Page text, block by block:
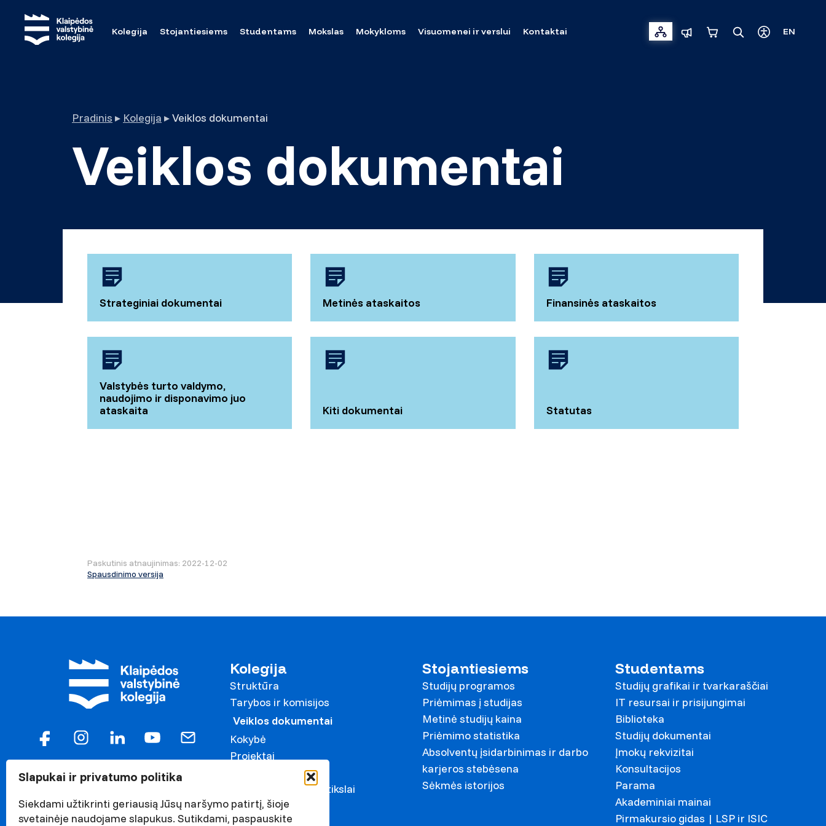
Slapukai ir privatumo politika
Siekdami užtikrinti geriausią Jūsų naršymo patirtį, šioje
svetainėje naudojame slapukus. Sutikdami, paspauskite
Kolegija Stojantiesiems Studentams Mokslas Mokykloms Visuomenei ir verslui Kontaktai EN
Pradinis ▸ Kolegija ▸Veiklos dokumentai
Veiklos dokumentai
Strateginiai dokumentai Metinės ataskaitos Finansinės ataskaitos
Valstybės turto valdymo,
naudojimo ir disponavimo juo
ataskaita
Kiti dokumentai Statutas
Paskutinis atnaujinimas: 2022-12-02
Spausdinimo versija
Kolegija
Struktūra
Tarybos ir komisijos
Veiklos dokumentai
Kokybė
Projektai
Darnaus vystymosi tikslai
Naujienos
Renginiai
Stojantiesiems
Studijų programos
Priėmimas į studijas
Metinė studijų kaina
Priėmimo statistika
Absolventų įsidarbinimas ir darbo
karjeros stebėsena
Sėkmės istorijos
Studentams
Studijų grafikai ir tvarkaraščiai
IT resursai ir prisijungimai
Biblioteka
Studijų dokumentai
Įmokų rekvizitai
Konsultacijos
Parama
Akademiniai mainai
Pirmakursio gidas | LSP ir ISIC